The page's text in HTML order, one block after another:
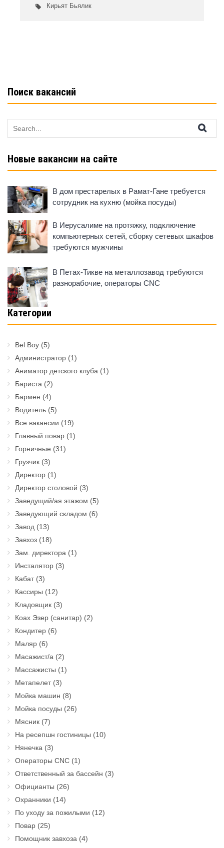
Кирьят Бьялик
Поиск вакансий
for:
Новые вакансии на сайте
В дом престарелых в Рамат-Гане требуется
сотрудник на кухню (мойка посуды)
В Иерусалиме на протяжку, подключение
компьютерных сетей, сборку сетевых шкафов
требуются мужчины
В Петах-Тикве на металлозавод требуются
разнорабочие, операторы CNC
Категории
Bel Boy (5)
Администратор (1)
Аниматор детского клуба (1)
Бариста (2)
Бармен (4)
Водитель (5)
Все вакансии (19)
Главный повар (1)
Горничные (31)
Грузчик (3)
Директор (1)
Директор столовой (3)
Заведущий/ая этажом (5)
Заведующий складом (6)
Завод (13)
Завхоз (18)
Зам. директора (1)
Инсталятор (3)
Кабат(3)
Кассиры (12)
Кладовщик (3)
Коах Эзер (санитар) (2)
Кондитер (6)
Маляр (6)
Масажист/а (2)
Массажисты (1)
Метапелет(3)
Мойка машин (8)
Мойка посуды (26)
Мясник (7)
На ресепшн гостиницы (10)
Нянечка (3)
Операторы CNC (1)
Ответственный за бассейн (3)
Официанты (26)
Охранники (14)
По уходу за пожилыми (12)
Повар (25)
Помощник завхоза (4)